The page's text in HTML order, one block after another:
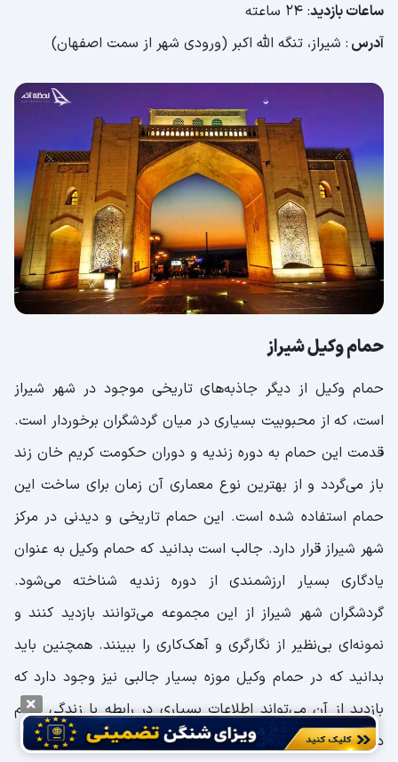
ساعات بازدید: 24 ساعته
آدرس : شیراز، تنگه الله اکبر (ورودی شهر از سمت اصفهان)
حمام وکیل شیراز
حمام وکیل از دیگر جاذبه‌های تاریخی موجود در شهر شیراز
است، که از محبوبیت بسیاری در میان گردشگران برخوردار است.
قدمت این حمام به دوره زندیه و دوران حکومت کریم خان زند
باز می‌گردد و از بهترین نوع معماری آن زمان برای ساخت این
حمام استفاده شده است. این حمام تاریخی و دیدنی در مرکز
شهر شیراز قرار دارد. جالب است بدانید که حمام وکیل به عنوان
یادگاری بسیار ارزشمندی از دوره زندیه شناخته می‌شود.
گردشگران شهر شیراز از این مجموعه می‌توانند بازدید کنند و
نمونه‌ای بی‌نظیر از نگارگری و آهک‌کاری را ببینند. همچنین باید
بدانید که در حمام وکیل موزه بسیار جالبی نیز وجود دارد که
بازدید از آن می‌تواند اطلاعات بسیاری در رابطه با زندگی مردم
دوران زندیه در اختیارتان قرار دهد.